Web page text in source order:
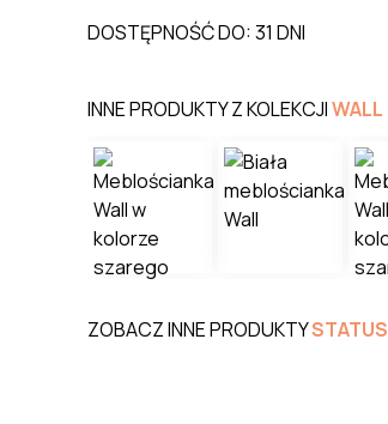
DOSTĘPNOŚĆ DO: 31 DNI
INNE PRODUKTY Z KOLEKCJIWALL
ZOBACZ INNE PRODUKTYSTATUS